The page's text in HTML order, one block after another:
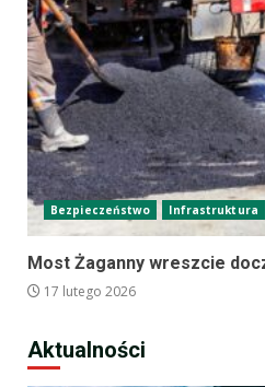
Bezpieczeństwo Infrastruktura
Most Żaganny wreszcie
17 lutego 2026
Aktualności